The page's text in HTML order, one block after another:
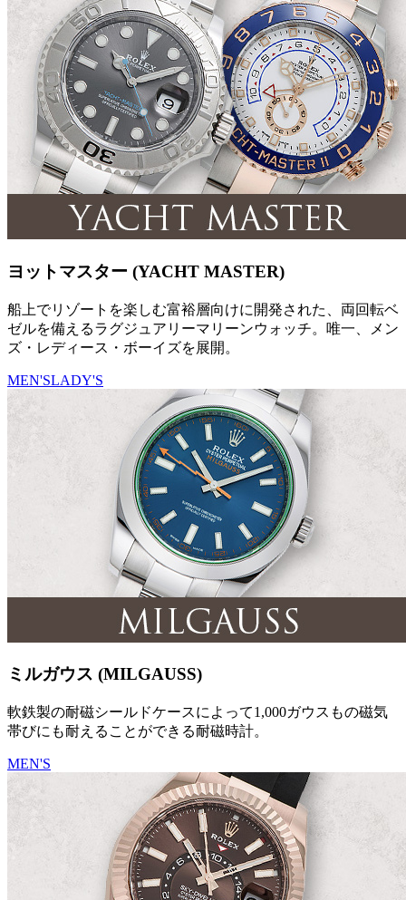
ヨットマスター (YACHT MASTER)
船上でリゾートを楽しむ富裕層向けに開発された、両回転ベ
ゼルを備えるラグジュアリーマリーンウォッチ。唯一、メン
ズ・レディース・ボーイズを展開。
MEN'SLADY'S
ミルガウス (MILGAUSS)
軟鉄製の耐磁シールドケースによって1,000ガウスもの磁気
帯びにも耐えることができる耐磁時計。
MEN'S